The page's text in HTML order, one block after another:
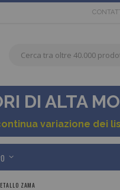
oltre
40.000
prodotti...DI ALTA
variazione
ZAMA